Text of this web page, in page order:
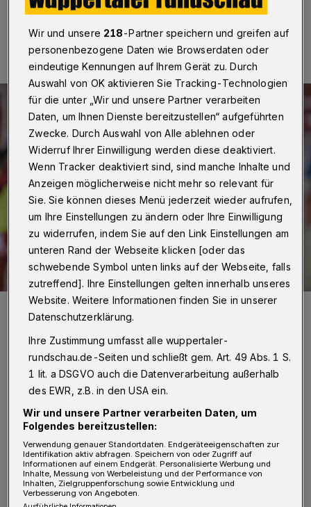
Muhammed Bejdic nach seinem Treffer zum 2:1 gegen Fortuna
Köln.
Von Jörn Koldehoff
D as Unglück ereignete sich nach
Vereinsangaben im Training am
Mittwoch (4. September 2024). Die
Wir und unsere 218-Partner speichern und greifen auf
personenbezogene Daten wie Browserdaten oder
eindeutige Kennungen auf Ihrem Gerät zu. Durch
Auswahl von OK aktivieren Sie Tracking-Technologien
für die unter „Wir und unsere Partner verarbeiten
Daten, um Ihnen Dienste bereitzustellen“ aufgeführten
Zwecke. Durch Auswahl von Alle ablehnen oder
Widerruf Ihrer Einwilligung werden diese deaktiviert.
Wenn Tracker deaktiviert sind, sind manche Inhalte und
Anzeigen möglicherweise nicht mehr so relevant für
Sie. Sie können dieses Menü jederzeit wieder aufrufen,
um Ihre Einstellungen zu ändern oder Ihre Einwilligung
zu widerrufen, indem Sie auf den Link Einstellungen am
unteren Rand der Webseite klicken [oder das
schwebende Symbol unten links auf der Webseite, falls
zutreffend]. Ihre Einstellungen gelten innerhalb unseres
Website. Weitere Informationen finden Sie in unserer
Datenschutzerklärung.
Ihre Zustimmung umfasst alle wuppertaler-
rundschau.de-Seiten und schließt gem. Art. 49 Abs. 1 S.
1 lit. a DSGVO auch die Datenverarbeitung außerhalb
des EWR, z.B. in den USA ein.
Wir und unsere Partner verarbeiten Daten, um
Folgendes bereitzustellen:
Verwendung genauer Standortdaten. Endgeräteeigenschaften zur
Identifikation aktiv abfragen. Speichern von oder Zugriff auf
Informationen auf einem Endgerät. Personalisierte Werbung und
Inhalte, Messung von Werbeleistung und der Performance von
Inhalten, Zielgruppenforschung sowie Entwicklung und
Verbesserung von Angeboten.